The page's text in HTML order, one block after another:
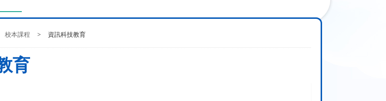
校本課程 > 資訊科技教育
育